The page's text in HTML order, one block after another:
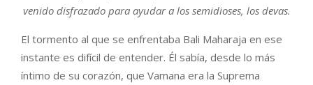
venido disfrazado para ayudar a los semidioses, los devas.
El tormento al que se enfrentaba Bali Maharaja en ese
instante es difícil de entender. Él sabía, desde lo más
íntimo de su corazón, que Vamana era la Suprema